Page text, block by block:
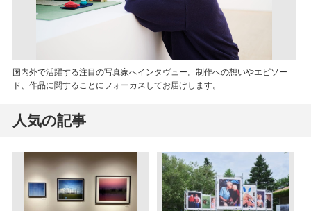
国内外で活躍する注目の写真家へインタヴュー。制作への想いやエピソー
ド、作品に関することにフォーカスしてお届けします。
人気の記事